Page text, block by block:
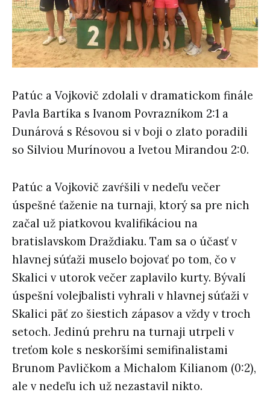
Patúc a Vojkovič zdolali v dramatickom finále
Pavla Bartíka s Ivanom Povrazníkom 2:1 a
Dunárová s Résovou si v boji o zlato poradili
so Silviou Murínovou a Ivetou Mirandou 2:0.
Patúc a Vojkovič zavŕšili v nedeľu večer
úspešné ťaženie na turnaji, ktorý sa pre nich
začal už piatkovou kvalifikáciou na
bratislavskom Draždiaku. Tam sa o účasť v
hlavnej súťaži muselo bojovať po tom, čo v
Skalici v utorok večer zaplavilo kurty. Bývalí
úspešní volejbalisti vyhrali v hlavnej súťaži v
Skalici päť zo šiestich zápasov a vždy v troch
setoch. Jedinú prehru na turnaji utrpeli v
treťom kole s neskoršími semifinalistami
Brunom Pavličkom a Michalom Kilianom (0:2),
ale v nedeľu ich už nezastavil nikto.